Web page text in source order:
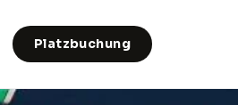
Platzbuchung